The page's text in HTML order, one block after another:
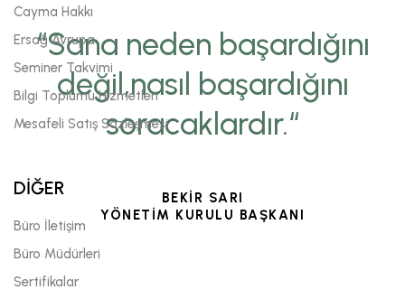
“Sana neden başardığını
değil,nasıl başardığını
soracaklardır.“
BEKİR SARI
YÖNETİM KURULU BAŞKANI
Cayma Hakkı
Ersağ Avrupa
Seminer Takvimi
Bilgi Toplumu Hizmetleri
Mesafeli Satış Sözleşmesi
DİĞER
Büro İletişim
Büro Müdürleri
Sertifikalar